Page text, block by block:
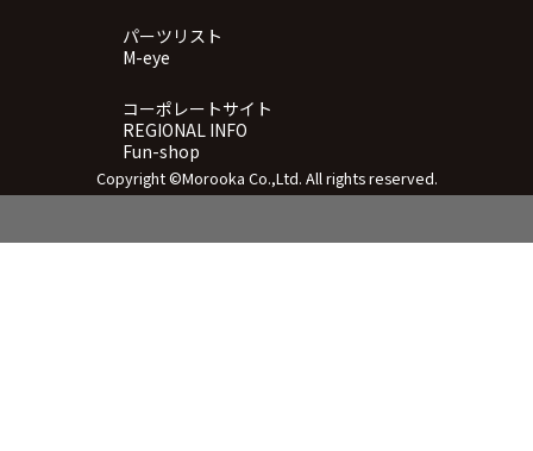
パーツリスト
M-eye
コーポレートサイト
REGIONAL INFO
Fun-shop
Copyright ©Morooka Co.,Ltd. All rights reserved.